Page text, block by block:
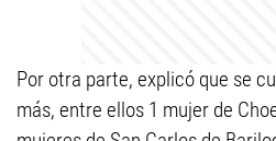
Por otra parte, explicó que se
más, entre ellos 1 mujer de